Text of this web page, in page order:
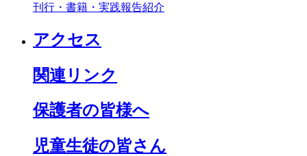
刊行・書籍・実践報告紹介
アクセス
関連リンク
保護者の皆様へ
児童生徒の皆さん